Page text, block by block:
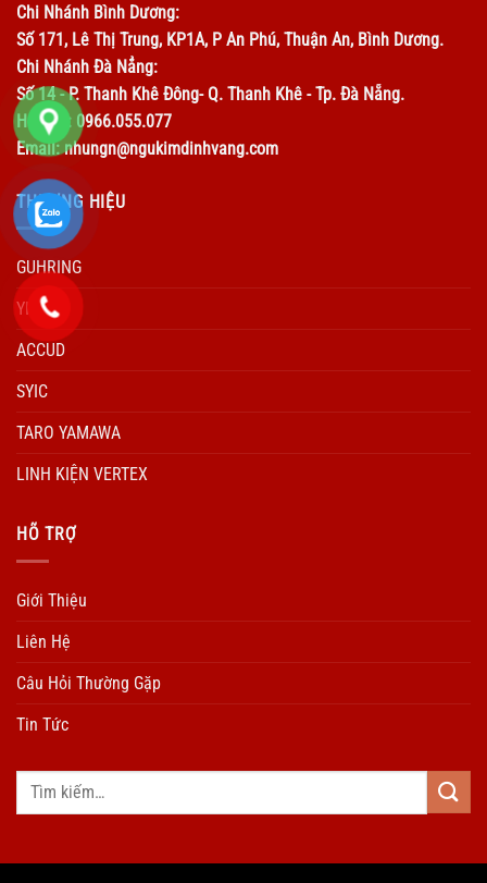
Chi Nhánh Bình Dương:
Số 171, Lê Thị Trung, KP1A, P An Phú, Thuận An, Bình Dương.
Chi Nhánh Đà Nẳng:
Số 14 - P. Thanh Khê Đông- Q. Thanh Khê - Tp. Đà Nẵng.
Hotline: 0966.055.077
Email: nhungn@ngukimdinhvang.com
THƯƠNG HIỆU
GUHRING
YIDA
ACCUD
SYIC
TARO YAMAWA
LINH KIỆN VERTEX
HÕ TRỢ
Giới Thiệu
Liên Hệ
Câu Hỏi Thường Gặp
Tin Tức